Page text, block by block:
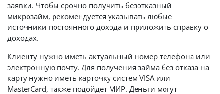
заявки. Чтобы срочно получить безотказный
микрозайм, рекомендуется указывать любые
источники постоянного дохода и приложить справку о
доходах.
Клиенту нужно иметь актуальный номер телефона или
электронную почту. Для получения займа без отказа на
карту нужно иметь карточку систем VISA или
MasterCard, также подойдет МИР. Деньги могут